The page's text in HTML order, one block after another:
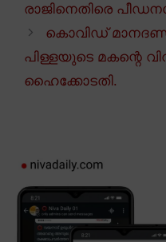
രാജിനെതിരെ
കൊവിഡ്
പിള്ളയുടെ മകന്റെ
ഹൈക്കോടതി.